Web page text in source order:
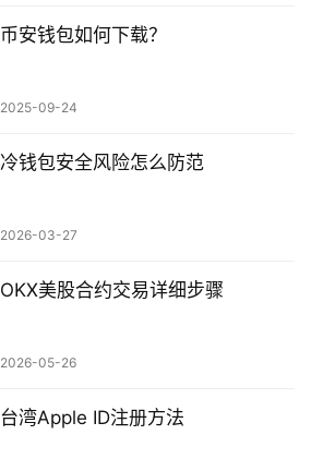
币安钱包如何下载？
2025-09-24
冷钱包安全风险怎么防范
2026-03-27
OKX美股合约交易详细步骤
2026-05-26
台湾Apple ID注册方法